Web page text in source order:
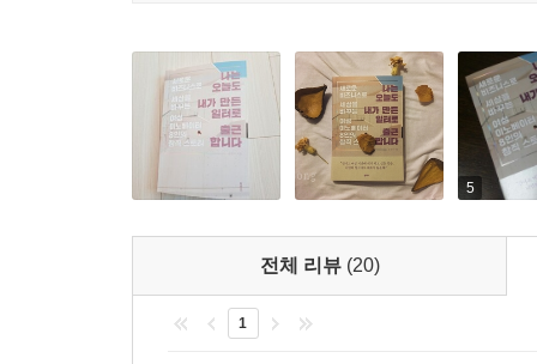
아이 돌봄 서비스 ‘째깍악어’의 김희정 대표는
모바일 기반 종합 홈 플랫폼 ‘생활연구소’의 연
이야기하며 여성에게만 유독 무거운 의무로 짐
『우리에겐 언어가 필요하다』라는 책을 필두로
대표와 ‘밀레니얼 세대를 위한 새로운 저널리즘’
내는 방식과 기성세대와는 다른 밀레니얼들만의
장애 아동을 위해 만든 수학 교육 애플리케이
5
전체 리뷰 (20)
1